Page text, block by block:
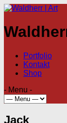
Portfolio
Kontakt
Shop
- Menu -
Jack